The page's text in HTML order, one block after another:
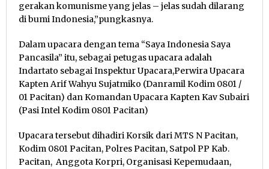
gerakan komunisme yang jelas – jelas sudah dilarang
di bumi Indonesia,”pungkasnya.
Dalam upacara dengan tema “Saya Indonesia Saya
Pancasila” itu, sebagai petugas upacara adalah
Indartato sebagai Inspektur Upacara,Perwira Upacara
Kapten Arif Wahyu Sujatmiko (Danramil Kodim 0801 /
01 Pacitan) dan Komandan Upacara Kapten Kav Subairi
(Pasi Intel Kodim 0801 Pacitan)
Upacara tersebut dihadiri Korsik dari MTS N Pacitan,
Kodim 0801 Pacitan, Polres Pacitan, Satpol PP Kab.
Pacitan, Anggota Korpri, Organisasi Kepemudaan,